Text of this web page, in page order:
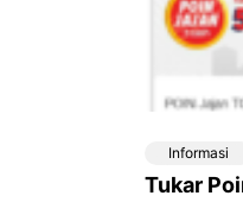
Informasi
Tukar